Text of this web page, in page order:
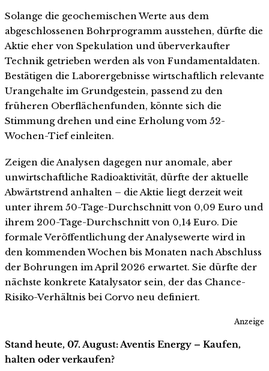
Solange die geochemischen Werte aus dem
abgeschlossenen Bohrprogramm ausstehen, dürfte die
Aktie eher von Spekulation und überverkaufter
Technik getrieben werden als von Fundamentaldaten.
Bestätigen die Laborergebnisse wirtschaftlich relevante
Urangehalte im Grundgestein, passend zu den
früheren Oberflächenfunden, könnte sich die
Stimmung drehen und eine Erholung vom 52-
Wochen-Tief einleiten.
Zeigen die Analysen dagegen nur anomale, aber
unwirtschaftliche Radioaktivität, dürfte der aktuelle
Abwärtstrend anhalten – die Aktie liegt derzeit weit
unter ihrem 50-Tage-Durchschnitt von 0,09 Euro und
ihrem 200-Tage-Durchschnitt von 0,14 Euro. Die
formale Veröffentlichung der Analysewerte wird in
den kommenden Wochen bis Monaten nach Abschluss
der Bohrungen im April 2026 erwartet. Sie dürfte der
nächste konkrete Katalysator sein, der das Chance-
Risiko-Verhältnis bei Corvo neu definiert.
Anzeige
Stand heute, 07. August: Aventis Energy – Kaufen,
halten oder verkaufen?